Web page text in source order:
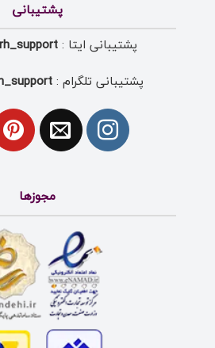
پشتیبانی
پشتیبانی ایتا :
پشتیبانی تلگرام :
مجوزها